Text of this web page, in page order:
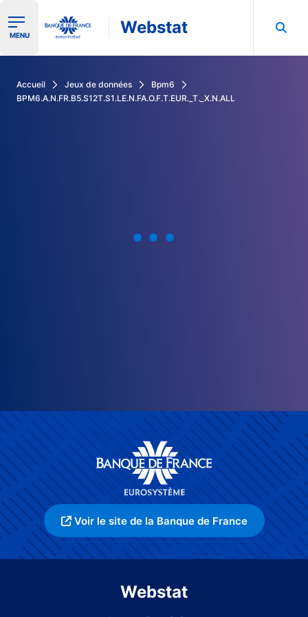
Ouvrir le menu de navigation
MENU Webstat
Accueil Jeux de données
Bpm6
BPM6.A.N.FR.B5.S12T.S1.LE.N.FA.O.F.T.EUR._T._X.N.ALL
Voir le site de la Banque de France
Webstat